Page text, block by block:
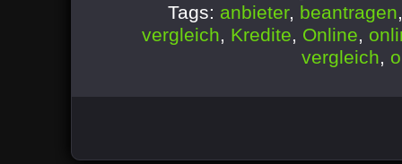
Tags: anbieter, beantragen
vergleich, Kredite, Online,
vergleich,